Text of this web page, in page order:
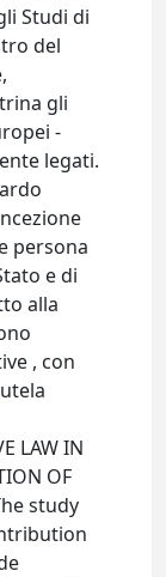
Studi di
del
gli
-
legati.
persona
e di
alla
, con
LAW IN
OF
study